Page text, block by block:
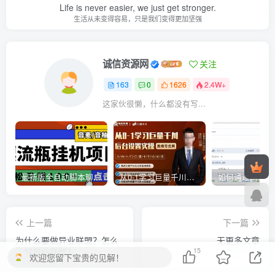
Life is never easier, we just get stronger.
生活从未变得容易，只是我们变得更加坚强
诚信资源网 关注
163 0 1626 2.4W+
这家伙很懒，什么都没有写...
最新版全自动脚本聊天挂机漂流瓶项目，单窗口稳定每天收益100+ 从0-1学习巨量千川，后台设置实操，直播带货篇，新手小白入门千川必听课
上一篇
为什么要做异业联盟？怎么
做好异业联盟？
下一篇
无更多文章
欢迎您留下宝贵的见解！
15